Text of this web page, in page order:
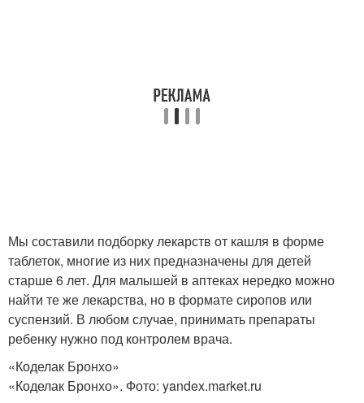
Мы составили подборку лекарств от кашля в форме
таблеток, многие из них предназначены для детей
старше 6 лет. Для малышей в аптеках нередко можно
найти те же лекарства, но в формате сиропов или
суспензий. В любом случае, принимать препараты
ребенку нужно под контролем врача.
«Коделак Бронхо»
«Коделак Бронхо». Фото: yandex.market.ru